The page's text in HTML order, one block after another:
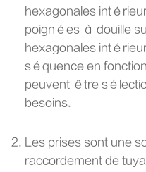
hexagonales
poignées à douille
hexagonales
séquence en
peuvent être
besoins.
Les prises sont une
raccordement de